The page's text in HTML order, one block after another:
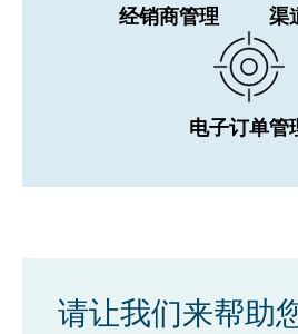
经销商管理 渠
电子订单管
请让我们来帮助